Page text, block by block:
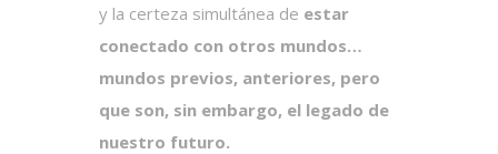
y la certeza simultánea de estar
conectado con otros mundos…
mundos previos, anteriores, pero
que son, sin embargo, el legado de
nuestro futuro.